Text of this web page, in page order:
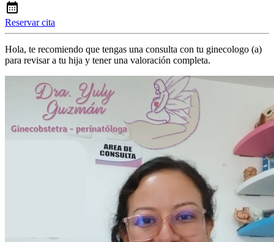
Reservar cita
Hola, te recomiendo que tengas una consulta con tu ginecologo (a)
para revisar a tu hija y tener una valoración completa.